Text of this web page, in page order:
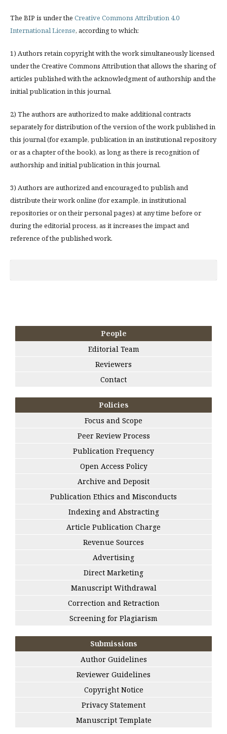
The BIP is under the Creative Commons Attribution 4.0
International License, according to which:
1) Authors retain copyright with the work simultaneously licensed
under the Creative Commons Attribution that allows the sharing of
articles published with the acknowledgment of authorship and the
initial publication in this journal.
2) The authors are authorized to make additional contracts
separately for distribution of the version of the work published in
this journal (for example, publication in an institutional repository
or as a chapter of the book), as long as there is recognition of
authorship and initial publication in this journal.
3) Authors are authorized and encouraged to publish and
distribute their work online (for example, in institutional
repositories or on their personal pages) at any time before or
during the editorial process, as it increases the impact and
reference of the published work.
People
Editorial Team
Reviewers
Contact
Policies
Focus and Scope
Peer Review Process
Publication Frequency
Open Access Policy
Archive and Deposit
Publication Ethics and Misconducts
Indexing and Abstracting
Article Publication Charge
Revenue Sources
Advertising
Direct Marketing
Manuscript Withdrawal
Correction and Retraction
Screening for Plagiarism
Submissions
Author Guidelines
Reviewer Guidelines
Copyright Notice
Privacy Statement
Manuscript Template